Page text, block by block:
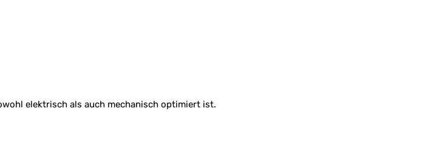
elektrisch als auch mechanisch optimiert ist.